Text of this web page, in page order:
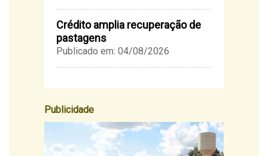
Crédito amplia recuperação de
pastagens
Publicado em: 04/08/2026
Publicidade